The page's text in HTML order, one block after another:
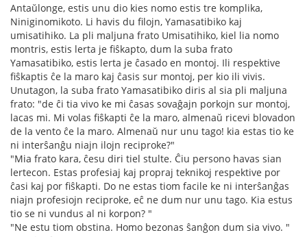
Antaŭlonge, estis unu dio kies nomo estis tre komplika,
Niniginomikoto. Li havis du filojn, Yamasatibiko kaj
umisatihiko. La pli maljuna frato Umisatihiko, kiel lia nomo
montris, estis lerta je fiŝkapto, dum la suba frato
Yamasatibiko, estis lerta je ĉasado en montoj. Ili respektive
fiŝkaptis ĉe la maro kaj ĉasis sur montoj, per kio ili vivis.
Unutagon, la suba frato Yamasatibiko diris al sia pli maljuna
frato: "de ĉi tia vivo ke mi ĉasas sovaĝajn porkojn sur montoj,
lacas mi. Mi volas fiŝkapti ĉe la maro, almenaŭ ricevi blovadon
de la vento ĉe la maro. Almenaŭ nur unu tago! kia estas tio ke
ni interŝanĝu niajn ilojn reciproke?"
"Mia frato kara, ĉesu diri tiel stulte. Ĉiu persono havas sian
lertecon. Estas profesiaj kaj propraj teknikoj respektive por
ĉasi kaj por fiŝkapti. Do ne estas tiom facile ke ni interŝanĝas
niajn profesiojn reciproke, eĉ ne dum nur unu tago. Kia estus
tio se ni vundus al ni korpon? "
"Ne estu tiom obstina. Homo bezonas ŝanĝon dum sia vivo. "